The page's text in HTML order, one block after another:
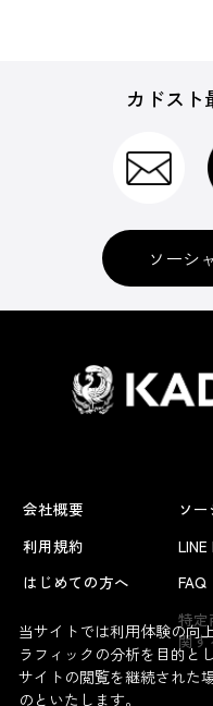
カドスト
ソーシ
会社概要
利用規約
はじめての方へ
ソ
FAQ
特定
関
当サイトでは利用体験の向
ラフィックの分析を目的と
サイトの閲覧を継続された
のといたします。